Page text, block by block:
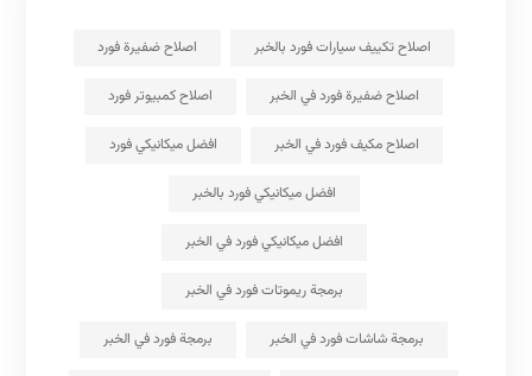
اصلاح تكييف سيارات فورد بالخبر اصلاح ضفيرة فورد
اصلاح ضفيرة فورد في الخبر اصلاح كمبيوتر فورد
اصلاح مكيف فورد في الخبر افضل ميكانيكي فورد
افضل ميكانيكي فورد بالخبر
افضل ميكانيكي فورد في الخبر
برمجة ريموتات فورد في الخبر
برمجة شاشات فورد في الخبر برمجة فورد في الخبر